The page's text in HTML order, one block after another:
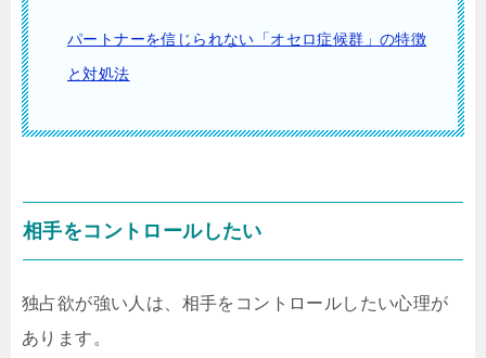
パートナーを信じられない「オセロ症候群」の特徴
と対処法
相手をコントロールしたい
独占欲が強い人は、相手をコントロールしたい心理が
あります。